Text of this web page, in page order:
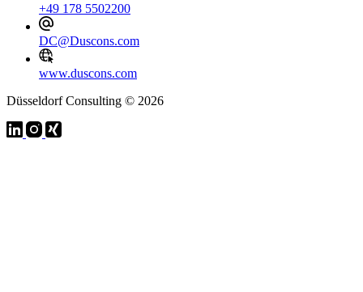
+49 178 5502200
DC@Duscons.com
www.duscons.com
Düsseldorf Consulting © 2026